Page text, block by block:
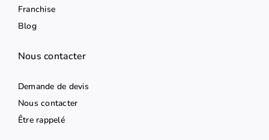
Franchise
Blog
Nous contacter
Demande de devis
Nous contacter
Être rappelé